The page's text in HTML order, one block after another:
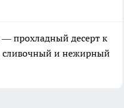
прохладный десерт к
и нежирный